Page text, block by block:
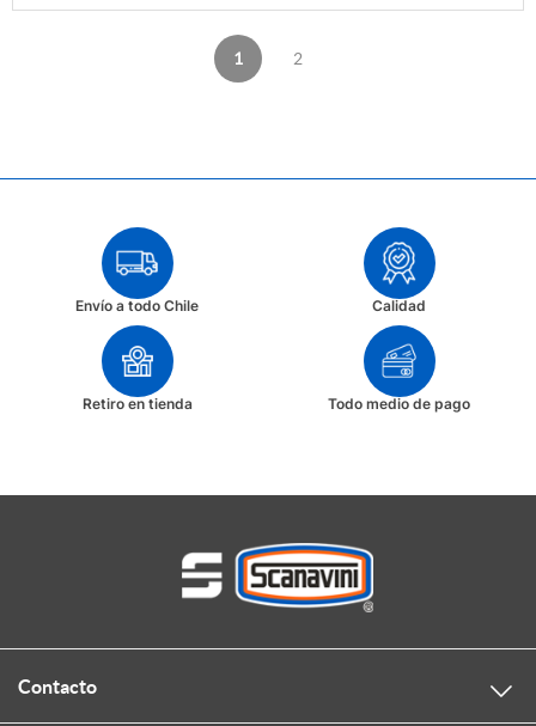
1 2
Envío a todo Chile Calidad
Retiro en tienda Todo medio de pago
Contacto